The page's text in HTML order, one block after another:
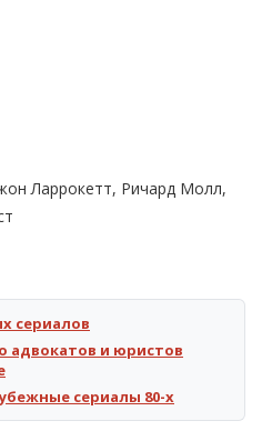
Ларрокетт, Ричард Молл,
сериалов
адвокатов и юристов
сериалы 80-х